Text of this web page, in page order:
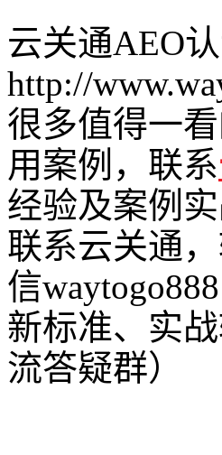
云关通AEO
http://
很多值得一
用案例，联系
经验及案例实
联系云关通
信
新标准、实
流答疑群）